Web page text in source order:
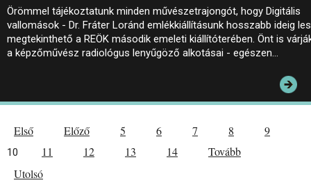
Örömmel tájékoztatunk minden művészetrajongót, hogy Digitális
vallomások - Dr. Fráter Loránd emlékkiállításunk hosszabb ideig
megtekinthető a REÖK második emeleti kiállítóterében. Önt is
a képzőművész radiológus lenyűgöző alkotásai - egészen…
Első Előző 5 6 7 8 9
10 11 12 13 14
Tovább
Utolsó